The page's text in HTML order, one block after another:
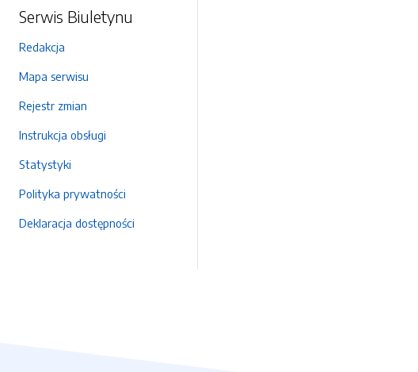
Serwis Biuletynu
Redakcja
Mapa serwisu
Rejestr zmian
Instrukcja obsługi
Statystyki
Polityka prywatności
Deklaracja dostępności